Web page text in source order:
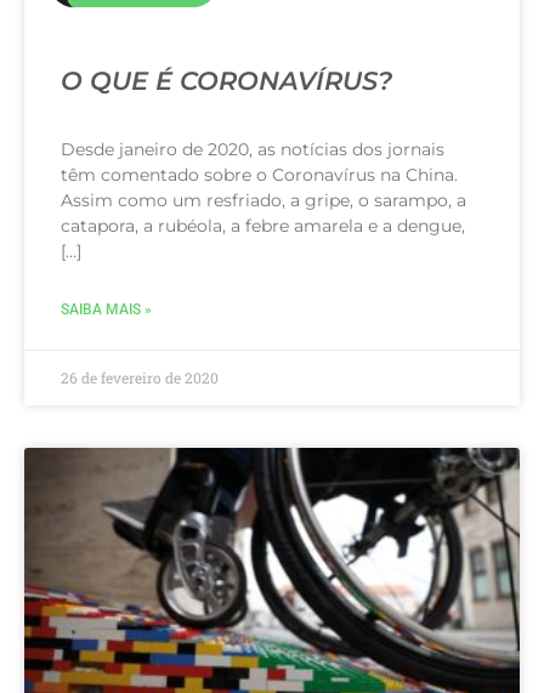
O QUE É CORONAVÍRUS?
Desde janeiro de 2020, as notícias dos jornais
têm comentado sobre o Coronavírus na China.
Assim como um resfriado, a gripe, o sarampo, a
catapora, a rubéola, a febre amarela e a dengue,
[…]
SAIBA MAIS »
26 de fevereiro de 2020